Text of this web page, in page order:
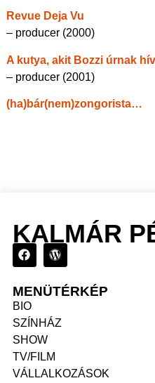
Revue Deja Vu
– producer (2000)
A kutya, akit Bozzi úrnak
– producer (2001)
(ha)bár(nem)zongorista…
KALMÁR
MENÜTÉRKÉP
BIO
SZÍNHÁZ
SHOW
TV/FILM
VÁLLALKOZÁSOK